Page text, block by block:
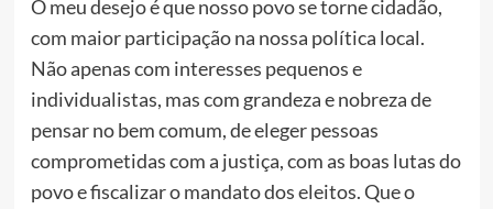
O meu desejo é que nosso povo se torne cidadão,
com maior participação na nossa política local.
Não apenas com interesses pequenos e
individualistas, mas com grandeza e nobreza de
pensar no bem comum, de eleger pessoas
comprometidas com a justiça, com as boas lutas do
povo e fiscalizar o mandato dos eleitos. Que o